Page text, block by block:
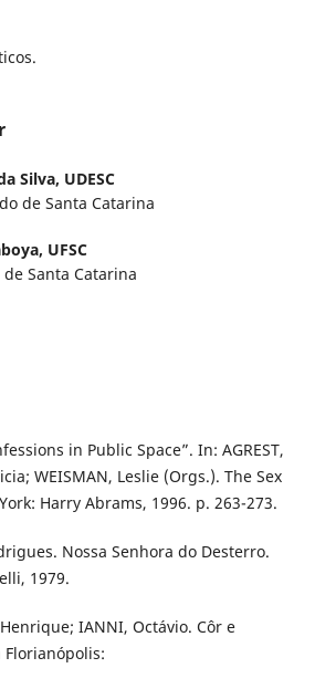
Silva, UDESC
de Santa Catarina
UFSC
Santa Catarina
in Public Space”. In: AGREST,
WEISMAN, Leslie (Orgs.). The Sex
Harry Abrams, 1996. p. 263-273.
Nossa Senhora do Desterro.
1979.
IANNI, Octávio. Côr e